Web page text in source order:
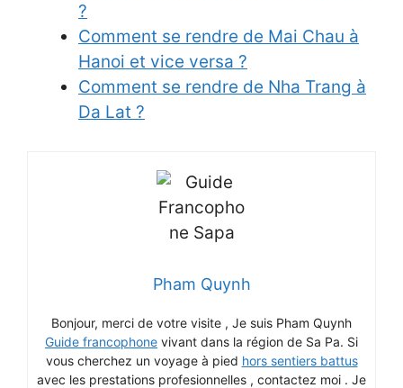
?
Comment se rendre de Mai Chau à
Hanoi et vice versa ?
Comment se rendre de Nha Trang à
Da Lat ?
Pham Quynh
Bonjour, merci de votre visite , Je suis Pham Quynh
Guide francophone vivant dans la région de Sa Pa. Si
vous cherchez un voyage à pied hors sentiers battus
avec les prestations profesionnelles , contactez moi . Je